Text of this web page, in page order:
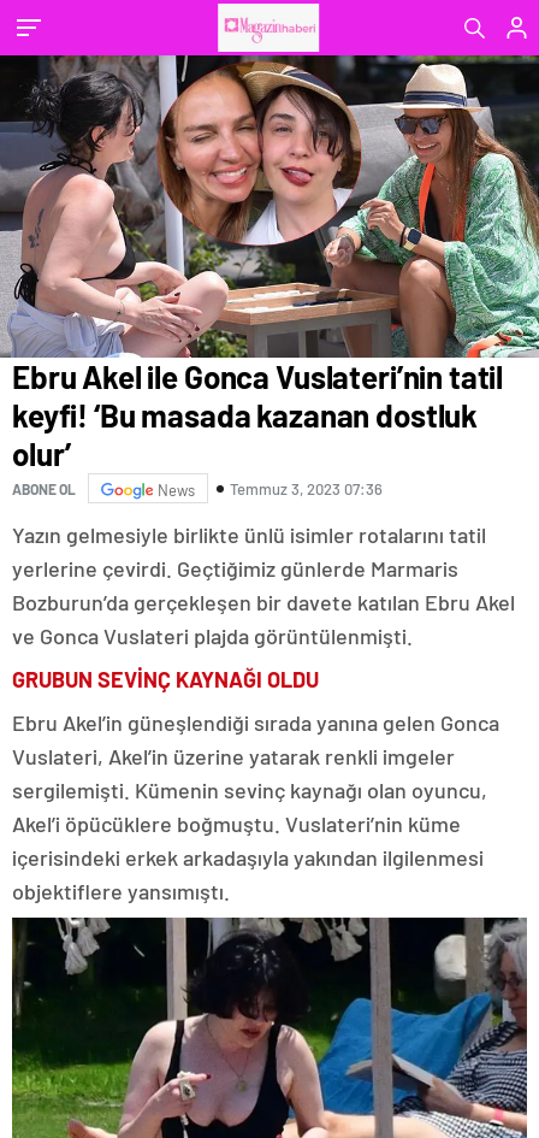
Ebru Akel ile Gonca Vuslateri’nin tatil
keyfi! ‘Bu masada kazanan dostluk
olur’
ABONE OL News Temmuz 3, 2023 07:36
Yazın gelmesiyle birlikte ünlü isimler rotalarını tatil
yerlerine çevirdi. Geçtiğimiz günlerde Marmaris
Bozburun’da gerçekleşen bir davete katılan Ebru Akel
ve Gonca Vuslateri plajda görüntülenmişti.
GRUBUN SEVİNÇ KAYNAĞI OLDU
Ebru Akel’in güneşlendiği sırada yanına gelen Gonca
Vuslateri, Akel’in üzerine yatarak renkli imgeler
sergilemişti. Kümenin sevinç kaynağı olan oyuncu,
Akel’i öpücüklere boğmuştu. Vuslateri’nin küme
içerisindeki erkek arkadaşıyla yakından ilgilenmesi
objektiflere yansımıştı.